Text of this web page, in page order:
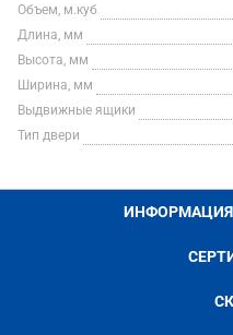
Объем, м.куб
Длина, мм
Высота, мм
Ширина, мм
Выдвижные ящики
Тип двери